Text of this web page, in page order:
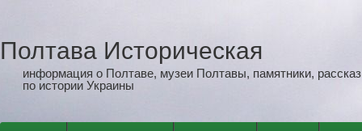
Полтава Историческая
информация о Полтаве, музеи Полтавы, памятники,
по истории Украины